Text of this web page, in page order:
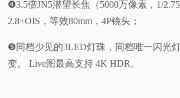
❹3.5倍JN5潜望长焦（5000万像素，1/
2.8+OIS，等效80mm，4P镜头；
❺同档少见的3LED灯珠，同档唯一闪光
变。 Live图最高支持 4K HDR。